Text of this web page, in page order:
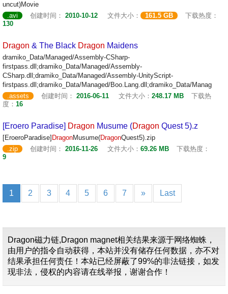
uncut)Movie
.avi
创建时间： 2010-10-12 文件大小： 161.5 GB
下载热度：
130
Dragon & The Black Dragon Maidens
dramiko_Data/Managed/Assembly-CSharp-
firstpass.dll;dramiko_Data/Managed/Assembly-
CSharp.dll;dramiko_Data/Managed/Assembly-UnityScript-
firstpass.dll;dramiko_Data/Managed/Boo.Lang.dll;dramiko_Data/Manag
.assets
创建时间： 2016-06-11 文件大小： 248.17 MB
下载热
度： 16
[Eroero Paradise] Dragon Musume (Dragon Quest 5).z
[EroeroParadise] DragonMusume(DragonQuest5).zip
.zip
创建时间： 2016-11-26 文件大小： 69.26 MB
下载热度：
9
1 2 3 4 5 6 7 » Last
Dragon磁力链,Dragon magnet相关结果来源于网络蜘蛛，
由用户的指令自动获得，本站并没有储存任何数据，亦不对
结果承担任何责任！本站已经屏蔽了99%的非法链接，如发
现非法，侵权的内容请在线举报，谢谢合作！